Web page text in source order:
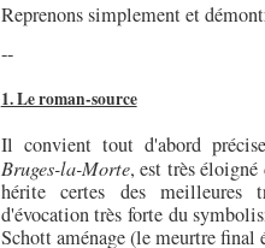
Reprenons simplement et
--
1. Le roman-source
Il convient tout d'abord
Bruges-la-Morte, est très
hérite certes des meilleures
d'évocation très forte du
Schott aménage (le meurtre